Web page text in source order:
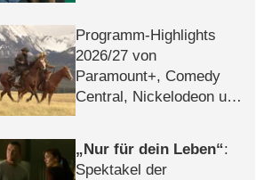
Programm-Highlights
2026/​27 von
Paramount+, Comedy
Central, Nickelodeon und
Nur für dein Leben :
Spektakel der